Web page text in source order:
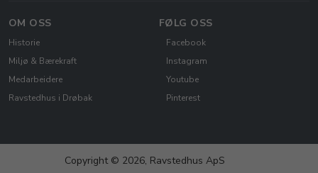
OM OSS
Historie
Miljø & Bærekraft
Medarbeidere
Ravstedhus i Drøbak
FØLG OSS
Facebook
Instagram
Youtube
Pinterest
Copyright © 2026, Ravstedhus ApS